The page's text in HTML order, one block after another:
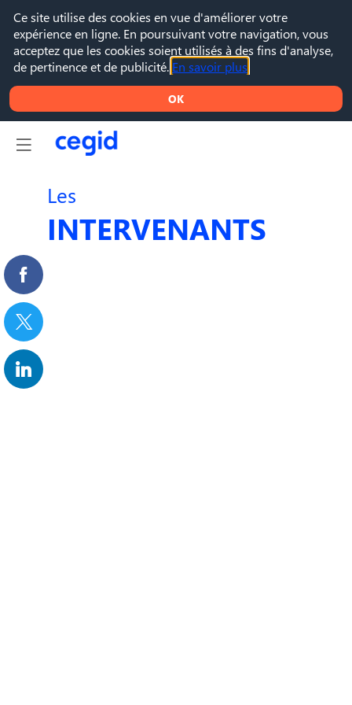
Les
INTERVENANTS
Ce site utilise des cookies en vue d'améliorer votre
expérience en ligne. En poursuivant votre navigation, vous
acceptez que les cookies soient utilisés à des fins d'analyse,
de pertinence et de publicité. En savoir plus
OK